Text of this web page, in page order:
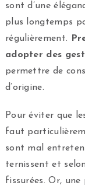
sont d’une
plus longtemps
régulièrement.
adopter des
permettre de
d’origine.
Pour éviter que
faut
sont mal
ternissent et
fissurées. Or,